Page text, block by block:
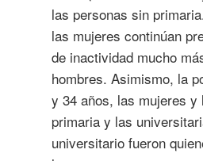
las personas sin
las mujeres continúan
de inactividad mucho
hombres. Asimismo, la
y 34 años, las mujeres
primaria y las
universitario fueron